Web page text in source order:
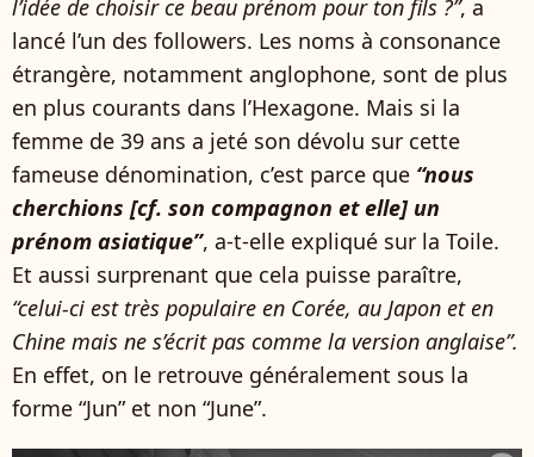
l’idée de choisir ce beau prénom pour ton fils ?”, a
lancé l’un des followers. Les noms à consonance
étrangère, notamment anglophone, sont de plus
en plus courants dans l’Hexagone. Mais si la
femme de 39 ans a jeté son dévolu sur cette
fameuse dénomination, c’est parce que “nous
cherchions [cf. son compagnon et elle] un
prénom asiatique”, a-t-elle expliqué sur la Toile.
Et aussi surprenant que cela puisse paraître,
“celui-ci est très populaire en Corée, au Japon et en
Chine mais ne s’écrit pas comme la version anglaise”.
En effet, on le retrouve généralement sous la
forme “Jun” et non “June”.